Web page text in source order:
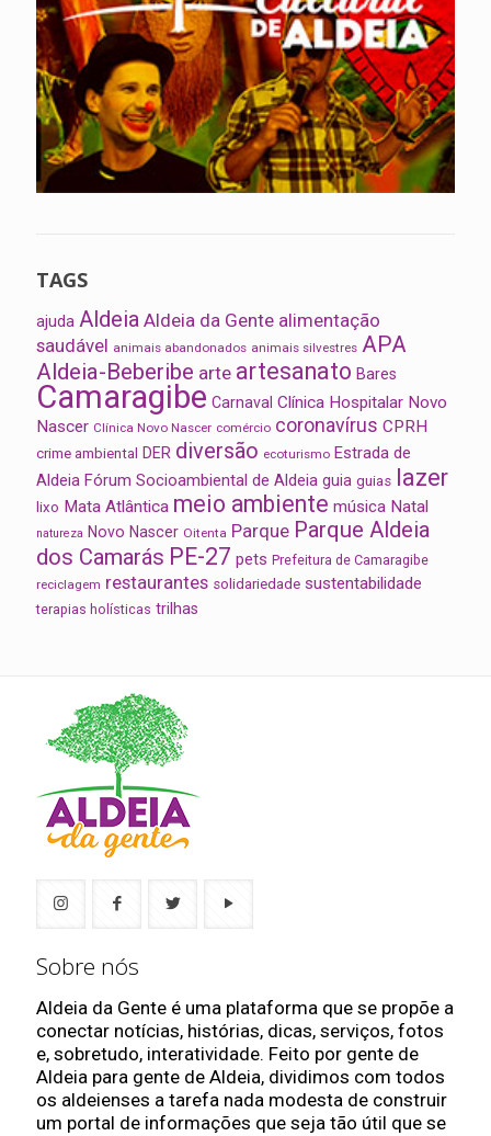
TAGS
ajuda Aldeia Aldeia da Gente alimentação
saudável animais abandonados animais silvestres APA
Aldeia-Beberibe arte artesanato Bares
Camaragibe Carnaval Clínica Hospitalar Novo
Nascer Clínica Novo Nascer comércio coronavírus CPRH
crime ambiental DER diversão ecoturismo Estrada de
Aldeia Fórum Socioambiental de Aldeia guia guias lazer
lixo Mata Atlântica meio ambiente música Natal
natureza Novo Nascer Oitenta Parque Parque Aldeia
dos Camarás PE-27 pets Prefeitura de Camaragibe
reciclagem restaurantes solidariedade sustentabilidade
terapias holísticas trilhas
Sobre nós
Aldeia da Gente é uma plataforma que se propõe a
conectar notícias, histórias, dicas, serviços, fotos
e, sobretudo, interatividade. Feito por gente de
Aldeia para gente de Aldeia, dividimos com todos
os aldeienses a tarefa nada modesta de construir
um portal de informações que seja tão útil que se